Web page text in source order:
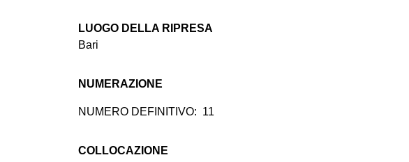
LUOGO DELLA RIPRESA
Bari
NUMERAZIONE
NUMERO DEFINITIVO: 11
COLLOCAZIONE